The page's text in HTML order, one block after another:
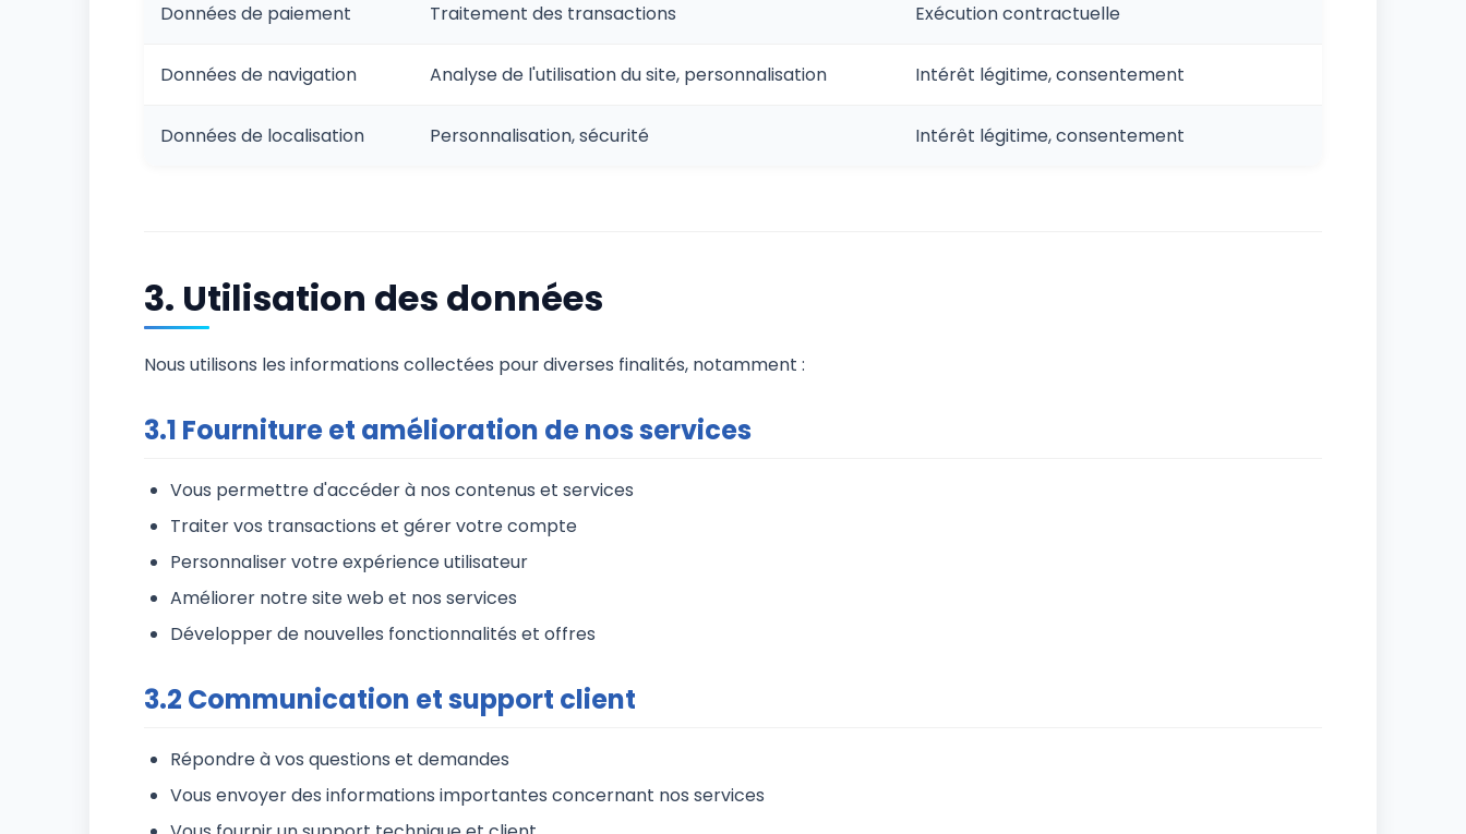
Données de paiement Traitement des transactions Exécution contractuelle
Données de navigation Analyse de l'utilisation du site, personnalisation Intérêt légitime, consentement
Données de localisation Personnalisation, sécurité Intérêt légitime, consentement
3. Utilisation des données
Nous utilisons les informations collectées pour diverses finalités, notamment :
3.1 Fourniture et amélioration de nos services
Vous permettre d'accéder à nos contenus et services
Traiter vos transactions et gérer votre compte
Personnaliser votre expérience utilisateur
Améliorer notre site web et nos services
Développer de nouvelles fonctionnalités et offres
3.2 Communication et support client
Répondre à vos questions et demandes
Vous envoyer des informations importantes concernant nos services